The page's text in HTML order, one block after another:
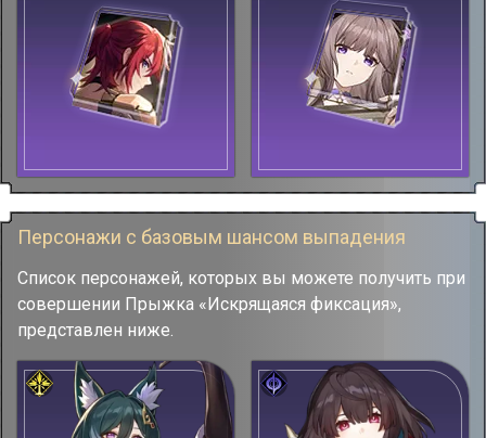
Персонажи с базовым шансом выпадения
Список персонажей, которых вы можете получить при
совершении Прыжка «Искрящаяся фиксация»,
представлен ниже.